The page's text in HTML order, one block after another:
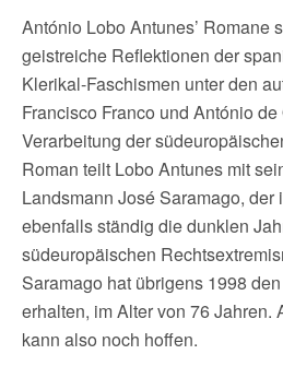
António Lobo Antunes’ Romane
geistreiche Reflektionen der
Klerikal-Faschismen unter den
Francisco Franco und António
Verarbeitung der
Roman teilt Lobo Antunes mit
Landsmann José Saramago, der
ebenfalls ständig die dunklen
südeuropäischen
Saramago hat übrigens 1998
erhalten, im Alter von 76 Jahren.
kann also noch hoffen.